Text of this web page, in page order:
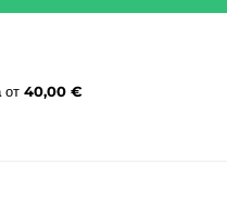
от 40,00 €